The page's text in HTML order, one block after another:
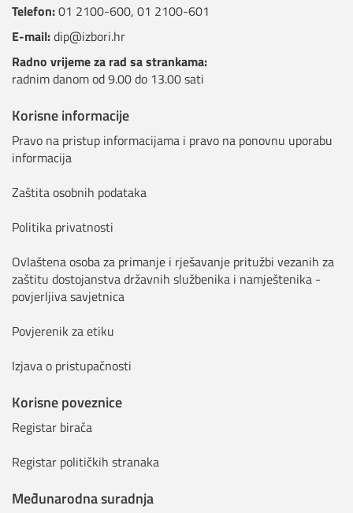
Telefon:01 2100-600, 01 2100-601
E-mail:dip@izbori.hr
Radno vrijeme za rad sa strankama:
radnim danom od 9.00 do 13.00 sati
Korisne informacije
Pravo na pristup informacijama i pravo na ponovnu uporabu
informacija
Zaštita osobnih podataka
Politika privatnosti
Ovlaštena osoba za primanje i rješavanje pritužbi vezanih za
zaštitu dostojanstva državnih službenika i namještenika -
povjerljiva savjetnica
Povjerenik za etiku
Izjava o pristupačnosti
Korisne poveznice
Registar birača
Registar političkih stranaka
Međunarodna suradnja